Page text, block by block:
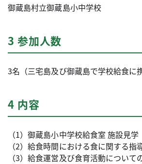
御蔵島村立御蔵島小中学校
3 参加人数
3名（三宅島及び御蔵島で学校給食に
4 内容
（1）御蔵島小中学校給食室 施設見学
（2）給食時間における食に関する指
（3）給食運営及び食育活動について